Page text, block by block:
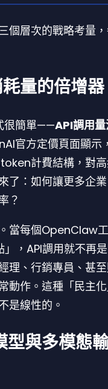
個層次的戰略考量
量的倍增器
很簡單——API調用
官方定價頁面顯示
計費結構，對
了：如何讓更多企
？
。當每個OpenClaw
」，API調用就不再
理、行銷專員、甚
動作。這種「民主
是線性的。
型與多模態